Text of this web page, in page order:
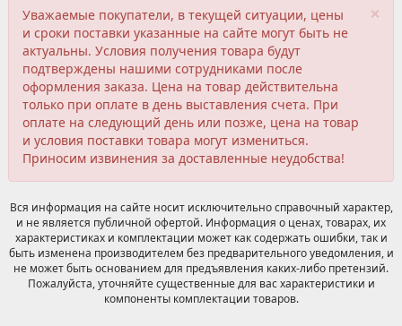
×
Уважаемые покупатели, в текущей ситуации, цены
и сроки поставки указанные на сайте могут быть не
актуальны. Условия получения товара будут
подтверждены нашими сотрудниками после
оформления заказа. Цена на товар действительна
только при оплате в день выставления счета. При
оплате на следующий день или позже, цена на товар
и условия поставки товара могут измениться.
Приносим извинения за доставленные неудобства!
Вся информация на сайте носит исключительно справочный характер,
и не является публичной офертой. Информация о ценах, товарах, их
характеристиках и комплектации может как содержать ошибки, так и
быть изменена производителем без предварительного уведомления, и
не может быть основанием для предъявления каких-либо претензий.
Пожалуйста, уточняйте существенные для вас характеристики и
компоненты комплектации товаров.